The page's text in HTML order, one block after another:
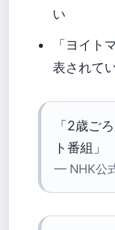
い
「ヨイト
表されて
「2歳ご
ト番組」
— NHK公